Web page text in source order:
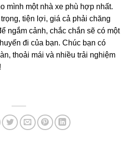
mình một nhà xe phù hợp nhất.
tiện lợi, giá cả phải chăng
ngắm cảnh, chắc chắn sẽ có một
đi của bạn. Chúc bạn có
thoải mái và nhiều trải nghiệm